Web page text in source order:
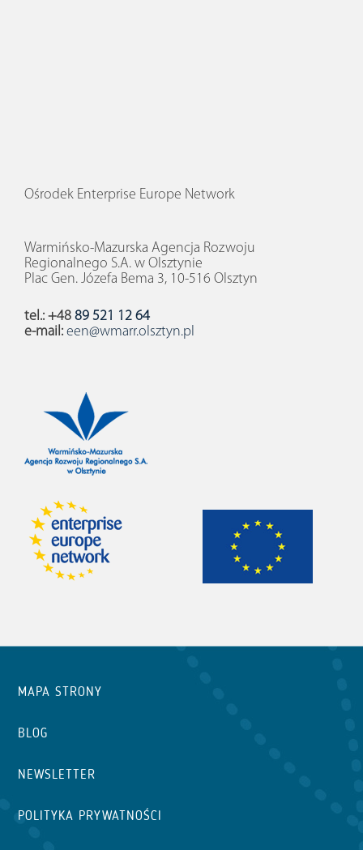
Ośrodek Enterprise Europe Network
Warmińsko-Mazurska Agencja Rozwoju
Regionalnego S.A. w Olsztynie
Plac Gen. Józefa Bema 3, 10-516 Olsztyn
tel.: +48 89 521 12 64
e-mail: een@wmarr.olsztyn.pl
MAPA STRONY
BLOG
NEWSLETTER
POLITYKA PRYWATNOŚCI